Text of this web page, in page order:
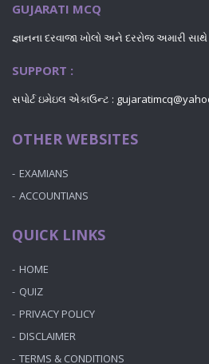
GUJARATI MCQ
જ્ઞાનના દરવાજા ખોલો અને દરરોજ અમારી
SUPPORT :
સપોર્ટ ઇમેઇલ એકાઉન્ટ :
OTHER WEBSITES
EXAMIANS
ACCOUNTIANS
QUICK LINKS
HOME
QUIZ
PRIVACY POLICY
DISCLAIMER
TERMS & CONDITIONS